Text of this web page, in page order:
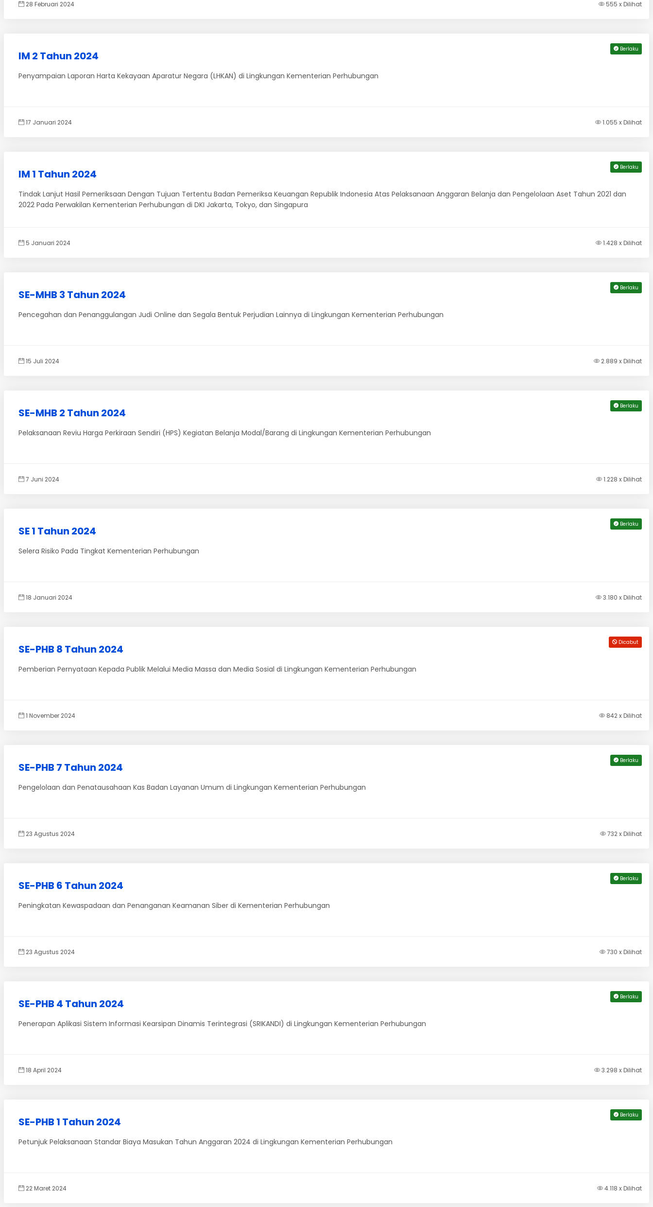
28 Februari 2024 555 x Dilihat
Berlaku
IM 2 Tahun 2024
Penyampaian Laporan Harta Kekayaan Aparatur Negara (LHKAN) di Lingkungan Kementerian Perhubungan
17 Januari 2024 1.055 x Dilihat
Berlaku
IM 1 Tahun 2024
Tindak Lanjut Hasil Pemeriksaan Dengan Tujuan Tertentu Badan Pemeriksa Keuangan Republik Indonesia Atas Pelaksanaan Anggaran Belanja dan Pengelolaan Aset Tahun 2021 dan
2022 Pada Perwakilan Kementerian Perhubungan di DKI Jakarta, Tokyo, dan Singapura
5 Januari 2024 1.428 x Dilihat
Berlaku
SE-MHB 3 Tahun 2024
Pencegahan dan Penanggulangan Judi Online dan Segala Bentuk Perjudian Lainnya di Lingkungan Kementerian Perhubungan
15 Juli 2024 2.889 x Dilihat
Berlaku
SE-MHB 2 Tahun 2024
Pelaksanaan Reviu Harga Perkiraan Sendiri (HPS) Kegiatan Belanja Modal/Barang di Lingkungan Kementerian Perhubungan
7 Juni 2024 1.228 x Dilihat
Berlaku
SE 1 Tahun 2024
Selera Risiko Pada Tingkat Kementerian Perhubungan
18 Januari 2024 3.180 x Dilihat
Dicabut
SE-PHB 8 Tahun 2024
Pemberian Pernyataan Kepada Publik Melalui Media Massa dan Media Sosial di Lingkungan Kementerian Perhubungan
1 November 2024 842 x Dilihat
Berlaku
SE-PHB 7 Tahun 2024
Pengelolaan dan Penatausahaan Kas Badan Layanan Umum di Lingkungan Kementerian Perhubungan
23 Agustus 2024 732 x Dilihat
Berlaku
SE-PHB 6 Tahun 2024
Peningkatan Kewaspadaan dan Penanganan Keamanan Siber di Kementerian Perhubungan
23 Agustus 2024 730 x Dilihat
Berlaku
SE-PHB 4 Tahun 2024
Penerapan Aplikasi Sistem Informasi Kearsipan Dinamis Terintegrasi (SRIKANDI) di Lingkungan Kementerian Perhubungan
18 April 2024 3.298 x Dilihat
Berlaku
SE-PHB 1 Tahun 2024
Petunjuk Pelaksanaan Standar Biaya Masukan Tahun Anggaran 2024 di Lingkungan Kementerian Perhubungan
22 Maret 2024 4.118 x Dilihat